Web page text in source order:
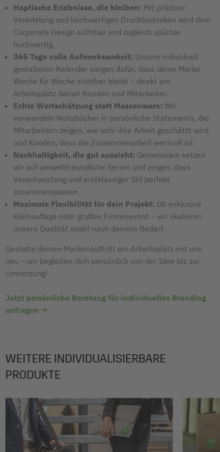
Haptische Erlebnisse, die bleiben: Mit präziser
Veredelung und hochwertigen Drucktechniken wird dein
Corporate Design sichtbar und zugleich spürbar
hochwertig.
365 Tage volle Aufmerksamkeit: Unsere individuell
gestalteten Kalender sorgen dafür, dass deine Marke
Woche für Woche sichtbar bleibt – direkt am
Arbeitsplatz deiner Kunden und Mitarbeiter.
Echte Wertschätzung statt Massenware: Wir
verwandeln Notizbücher in persönliche Statements, die
Mitarbeitern zeigen, wie sehr ihre Arbeit geschätzt wird
und Kunden, dass die Zusammenarbeit wertvoll ist.
Nachhaltigkeit, die gut aussieht: Gemeinsam setzen
wir auf umweltfreundliche Serien und zeigen, dass
Verantwortung und erstklassiger Stil perfekt
zusammenpassen.
Maximale Flexibilität für dein Projekt: Ob exklusive
Kleinauflage oder großes Firmenevent – wir skalieren
unsere Qualität exakt nach deinem Bedarf.
Gestalte deinen Markenauftritt am Arbeitsplatz mit uns
neu – wir begleiten dich persönlich von der Idee bis zur
Umsetzung!
Jetzt persönliche Beratung für individuelles Branding
anfragen →
WEITERE INDIVIDUALISIERBARE
PRODUKTE